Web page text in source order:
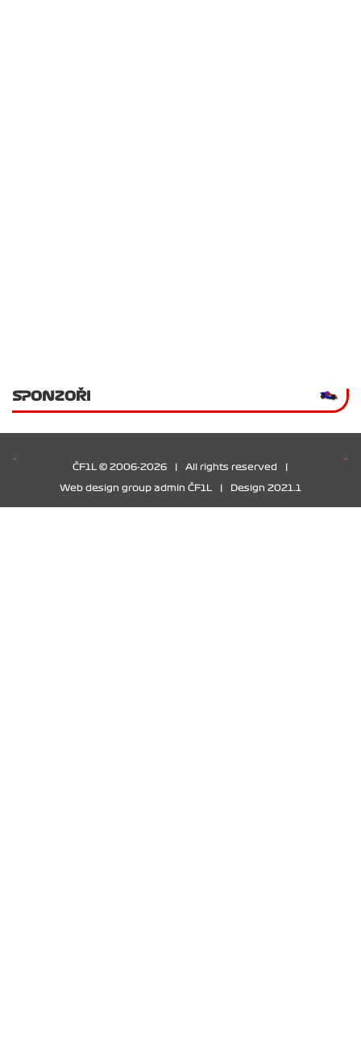
SPONZOŘI
ČF1L © 2006-2026 All rights reserved
Web design group admin ČF1L Design 2021.1